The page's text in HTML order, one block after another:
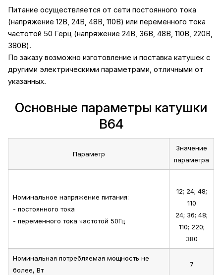
Питание осуществляется от сети постоянного тока
(напряжение 12В, 24В, 48В, 110В) или переменного тока
частотой 50 Герц (напряжение 24В, 36В, 48В, 110В, 220В,
380В).
По заказу возможно изготовление и поставка катушек с
другими электрическими параметрами, отличными от
указанных.
Основные параметры катушки
В64
Параметр
Значение
параметра
Номинальное напряжение питания:
- постоянного тока
- переменного тока частотой 50Гц
12; 24; 48;
110
24; 36; 48;
110; 220;
380
Номинальная потребляемая мощность не
более, Вт
7